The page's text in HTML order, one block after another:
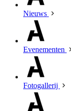
Nieuws
Evenementen
Fotogallerij